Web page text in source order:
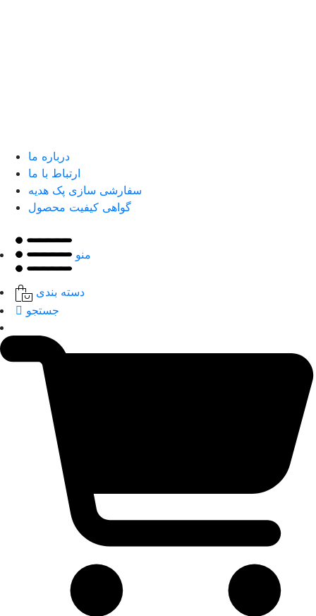
درباره ما
ارتباط با ما
سفارشی سازی پک هدیه
گواهی کیفیت محصول
منو
دسته بندی
جستجو